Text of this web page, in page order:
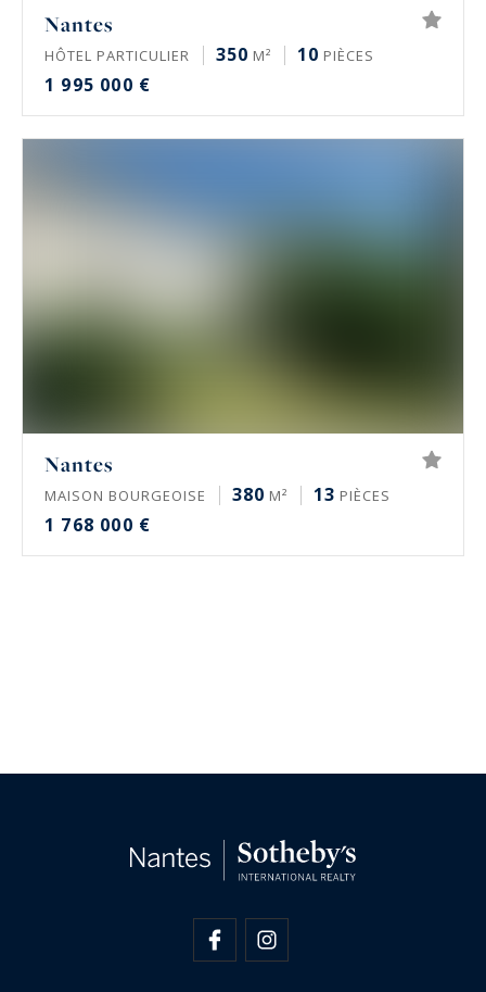
Nantes
HÔTEL PARTICULIER 350 M² 10 PIÈCES
1 995 000 €
Nantes
MAISON BOURGEOISE 380 M² 13 PIÈCES
1 768 000 €